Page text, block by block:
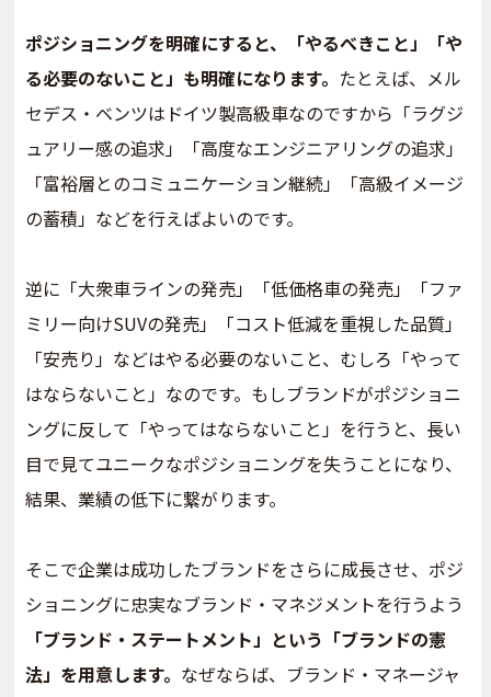
ポジショニングを明確にすると、「やるべきこと」「や
る必要のないこと」も明確になります。 たとえば、メル
セデス・ベンツはドイツ製高級車なのですから「ラグジ
ュアリー感の追求」「高度なエンジニアリングの追求」
「富裕層とのコミュニケーション継続」「高級イメージ
の蓄積」などを行えばよいのです。
逆に「大衆車ラインの発売」「低価格車の発売」「ファ
ミリー向けSUVの発売」「コスト低減を重視した品質」
「安売り」などはやる必要のないこと、むしろ「やって
はならないこと」なのです。もしブランドがポジショニ
ングに反して「やってはならないこと」を行うと、長い
目で見てユニークなポジショニングを失うことになり、
結果、業績の低下に繋がります。
そこで企業は成功したブランドをさらに成長させ、ポジ
ショニングに忠実なブランド・マネジメントを行うよう
「ブランド・ステートメント」という「ブランドの憲
法」を用意します。 なぜならば、ブランド・マネージャ